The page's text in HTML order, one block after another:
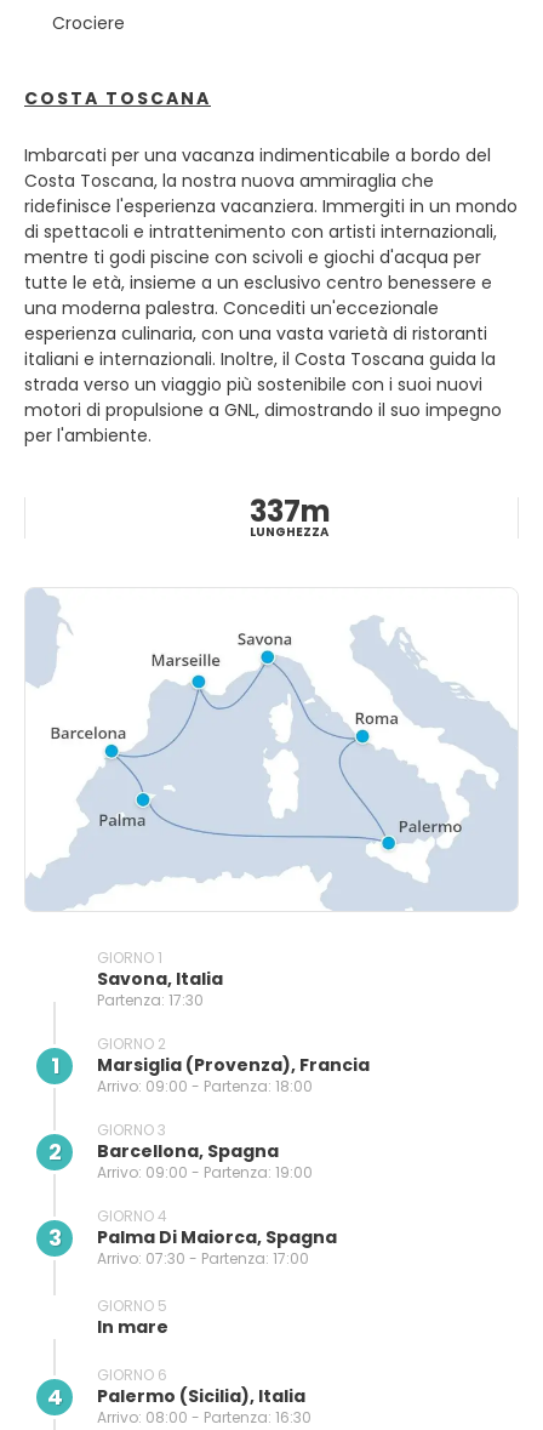
Crociere
COSTA TOSCANA
Imbarcati per una vacanza indimenticabile a bordo del
Costa Toscana, la nostra nuova ammiraglia che
ridefinisce l'esperienza vacanziera. Immergiti in un mondo
di spettacoli e intrattenimento con artisti internazionali,
mentre ti godi piscine con scivoli e giochi d'acqua per
tutte le età, insieme a un esclusivo centro benessere e
una moderna palestra. Concediti un'eccezionale
esperienza culinaria, con una vasta varietà di ristoranti
italiani e internazionali. Inoltre, il Costa Toscana guida la
strada verso un viaggio più sostenibile con i suoi nuovi
motori di propulsione a GNL, dimostrando il suo impegno
per l'ambiente.
337m
LUNGHEZZA
GIORNO 1
Savona, Italia
Partenza: 17:30
1
GIORNO 2
Marsiglia (provenza), Francia
Arrivo: 09:00 - Partenza: 18:00
2
GIORNO 3
Barcellona, Spagna
Arrivo: 09:00 - Partenza: 19:00
3
GIORNO 4
Palma Di Maiorca, Spagna
Arrivo: 07:30 - Partenza: 17:00
GIORNO 5
In mare
4
GIORNO 6
Palermo (sicilia), Italia
Arrivo: 08:00 - Partenza: 16:30
calcaree e un'ampia baia, ed è ricca di storia, che non è
Marsiglia è una destinazione turistica popolare, poiché ha
Oggi Marsiglia conserva ancora le tracce del suo passato
tumultuoso, questa antica città è oggi molto attiva e
attraente.
Ha un fascino potente che incoraggia i visitatori a
passeggiare nei suoi vecchi quartieri intorno al Vieux Port,
nei giardini con le antiche rovine o nei giardini del Palazzo
Longchamp e, naturalmente, sulla spianata di Notre-
Dame-de-la-Garde Cattedrale, che domina l'intera città